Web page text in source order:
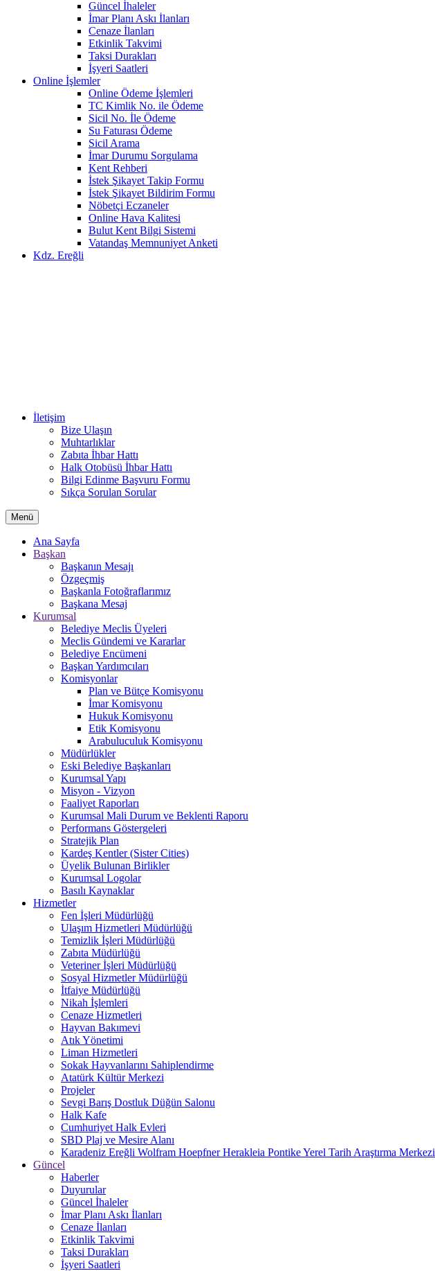
Güncel İhaleler
İmar Planı Askı İlanları
Cenaze İlanları
Etkinlik Takvimi
Taksi Durakları
İşyeri Saatleri
Online İşlemler
Online Ödeme İşlemleri
TC Kimlik No. ile Ödeme
Sicil No. İle Ödeme
Su Faturası Ödeme
Sicil Arama
İmar Durumu Sorgulama
Kent Rehberi
İstek Şikayet Takip Formu
İstek Şikayet Bildirim Formu
Nöbetçi Eczaneler
Online Hava Kalitesi
Bulut Kent Bilgi Sistemi
Vatandaş Memnuniyet Anketi
Kdz. Ereğli
İletişim
Bize Ulaşın
Muhtarlıklar
Zabıta İhbar Hattı
Halk Otobüsü İhbar Hattı
Bilgi Edinme Başvuru Formu
Sıkça Sorulan Sorular
Menü
Ana Sayfa
Başkan
Başkanın Mesajı
Özgeçmiş
Başkanla Fotoğraflarımız
Başkana Mesaj
Kurumsal
Belediye Meclis Üyeleri
Meclis Gündemi ve Kararlar
Belediye Encümeni
Başkan Yardımcıları
Komisyonlar
Plan ve Bütçe Komisyonu
İmar Komisyonu
Hukuk Komisyonu
Etik Komisyonu
Arabuluculuk Komisyonu
Müdürlükler
Eski Belediye Başkanları
Kurumsal Yapı
Misyon - Vizyon
Faaliyet Raporları
Kurumsal Mali Durum ve Beklenti Raporu
Performans Göstergeleri
Stratejik Plan
Kardeş Kentler (Sister Cities)
Üyelik Bulunan Birlikler
Kurumsal Logolar
Basılı Kaynaklar
Hizmetler
Fen İşleri Müdürlüğü
Ulaşım Hizmetleri Müdürlüğü
Temizlik İşleri Müdürlüğü
Zabıta Müdürlüğü
Veteriner İşleri Müdürlüğü
Sosyal Hizmetler Müdürlüğü
İtfaiye Müdürlüğü
Nikah İşlemleri
Cenaze Hizmetleri
Hayvan Bakımevi
Atık Yönetimi
Liman Hizmetleri
Sokak Hayvanlarını Sahiplendirme
Atatürk Kültür Merkezi
Projeler
Sevgi Barış Dostluk Düğün Salonu
Halk Kafe
Cumhuriyet Halk Evleri
SBD Plaj ve Mesire Alanı
Karadeniz Ereğli Wolfram Hoepfner Herakleia Pontike Yerel Tarih Araştırma Merkezi
Güncel
Haberler
Duyurular
Güncel İhaleler
İmar Planı Askı İlanları
Cenaze İlanları
Etkinlik Takvimi
Taksi Durakları
İşyeri Saatleri